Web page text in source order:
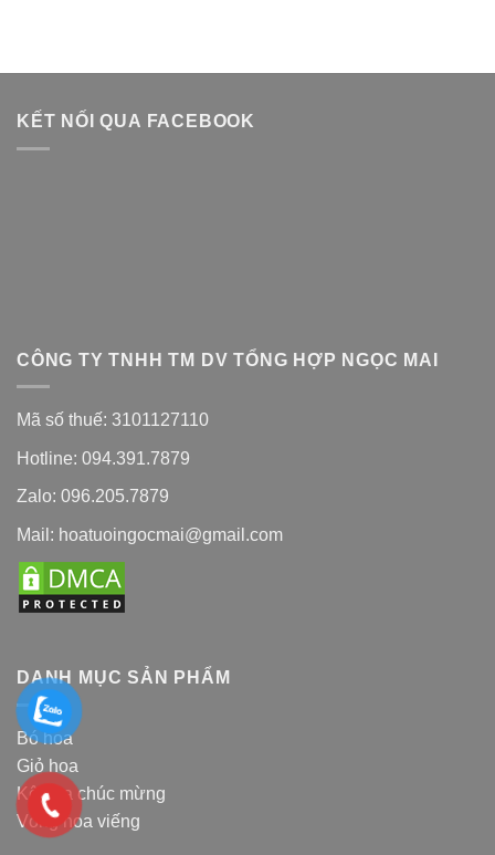
KẾT NỐI QUA FACEBOOK
CÔNG TY TNHH TM DV TỔNG HỢP NGỌC MAI
Mã số thuế: 3101127110
Hotline: 094.391.7879
Zalo: 096.205.7879
Mail: hoatuoingocmai@gmail.com
DANH MỤC SẢN PHẨM
Bó hoa
Giỏ hoa
Kệ hoa chúc mừng
Vòng hoa viếng